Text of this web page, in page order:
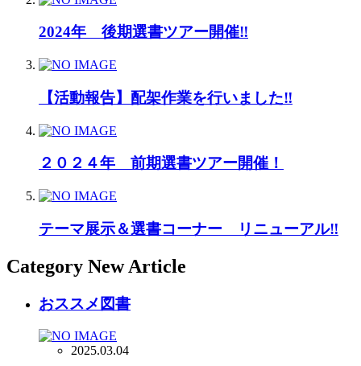
2024年 後期選書ツアー開催‼
【活動報告】配架作業を行いました‼
２０２４年 前期選書ツアー開催！
テーマ展示＆選書コーナー リニューアル‼
Category New Article
おススメ図書
2025.03.04